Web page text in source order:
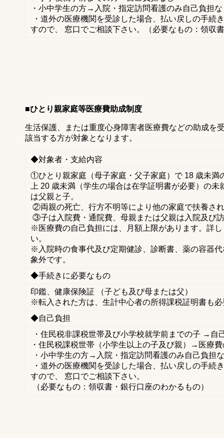
・小中学生の方→入院・指定訪問看護のみ自己負担な
・道外の医療機関を受診した場合、払い戻しの手続
すので、 窓口でご相談下さい。（必要なもの：領収
■ひとり親家庭等医療費助成制度
生活保護、または重度心身障害者医療費などの助成を
該当する方が対象となります。
◆対象者・支給内容
①ひとり親家庭（母子家庭・父子家庭）で 18 歳未満
上 20 歳未満（学生の場合は在学証明書が必要）の
は父親と子。
②両親の死亡、行方不明等により他の家庭で扶養さ
③子は入院費・通院費、母親または父親は入院及び
※医療費の自己負担には、月額上限があります。詳
い。
※入院時の食事代及び定期健診、診断書、薬の容器
象外です。
◆手続きに必要なもの
印鑑、健康保険証 （子ども及び母または父）
※転入された方は、生計中心者の所得課税証明書も
◆自己負担
・住民税非課税世帯及び小学校就学前までの子 →自
・住民税課税世帯（小学生以上の子及び親）→医療
・小中学生の方→入院・指定訪問看護のみ自己負担
・道外の医療機関を受診した場合、払い戻しの手続
すので、 窓口でご相談下さい。
（必要なもの：領収書・銀行口座のわかるもの）